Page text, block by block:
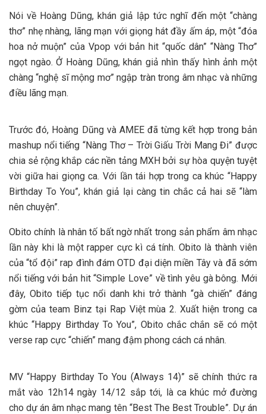
Nói về Hoàng Dũng, khán giả lập tức nghĩ đến một “chàng
thơ” nhẹ nhàng, lãng mạn với giọng hát đầy ấm áp, một “đóa
hoa nở muộn” của Vpop với bản hit “quốc dân” “Nàng Thơ”
ngọt ngào. Ở Hoàng Dũng, khán giả nhìn thấy hình ảnh một
chàng “nghệ sĩ mộng mơ” ngập tràn trong âm nhạc và những
điều lãng mạn.
Trước đó, Hoàng Dũng và AMEE đã từng kết hợp trong bản
mashup nổi tiếng “Nàng Thơ – Trời Giấu Trời Mang Đi” được
chia sẻ rộng khắp các nền tảng MXH bởi sự hòa quyện tuyệt
vời giữa hai giọng ca. Với lần tái hợp trong ca khúc “Happy
Birthday To You”, khán giả lại càng tin chắc cả hai sẽ “làm
nên chuyện”.
Obito chính là nhân tố bất ngờ nhất trong sản phẩm âm nhạc
lần này khi là một rapper cực kì cá tính. Obito là thành viên
của “tổ đội” rap đình đám OTD đại diện miền Tây và đã sớm
nổi tiếng với bản hit “Simple Love” về tình yêu gà bông. Mới
đây, Obito tiếp tục nổi danh khi trở thành “gà chiến” đáng
gờm của team Binz tại Rap Việt mùa 2. Xuất hiện trong ca
khúc “Happy Birthday To You”, Obito chắc chắn sẽ có một
verse rap cực “chiến” mang đậm phong cách cá nhân.
MV “Happy Birthday To You (Always 14)” sẽ chính thức ra
mắt vào 12h14 ngày 14/12 sắp tới, là ca khúc mở đường
cho dự án âm nhạc mang tên “Best The Best Trouble”. Dự án